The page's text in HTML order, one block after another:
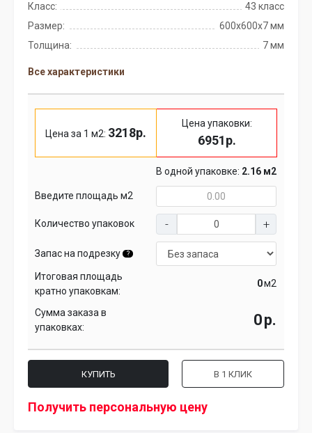
Класс:
43 класс
Размер:
600x600x7 мм
Толщина:
7 мм
Все характеристики
Цена за 1 м2: 3218р.
Цена упаковки:
6951р.
В одной упаковке: 2.16 м2
Введите площадь м2
Количество упаковок
Запас на подрезку ?
Итоговая площадь
кратно упаковкам:
м2
Сумма заказа в
упаковках:
р.
КУПИТЬ В 1 КЛИК
Получить персональную цену